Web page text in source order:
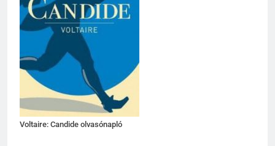
Voltaire: Candide olvasónapló